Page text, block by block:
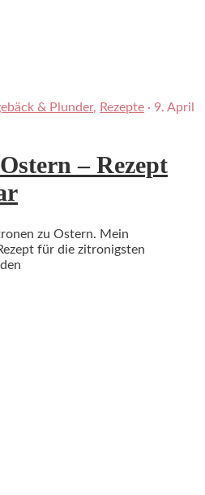
& Plunder, Rezepte · 9. April
– Rezept
zu Ostern. Mein
für die zitronigsten